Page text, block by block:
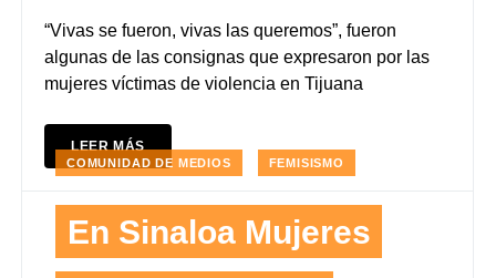
“Vivas se fueron, vivas las queremos”, fueron
algunas de las consignas que expresaron por las
mujeres víctimas de violencia en Tijuana
LEER MÁS
COMUNIDAD DE MEDIOS FEMISISMO
En Sinaloa Mujeres